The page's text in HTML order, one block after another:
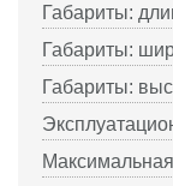
Габариты:
Габариты:
Габариты: